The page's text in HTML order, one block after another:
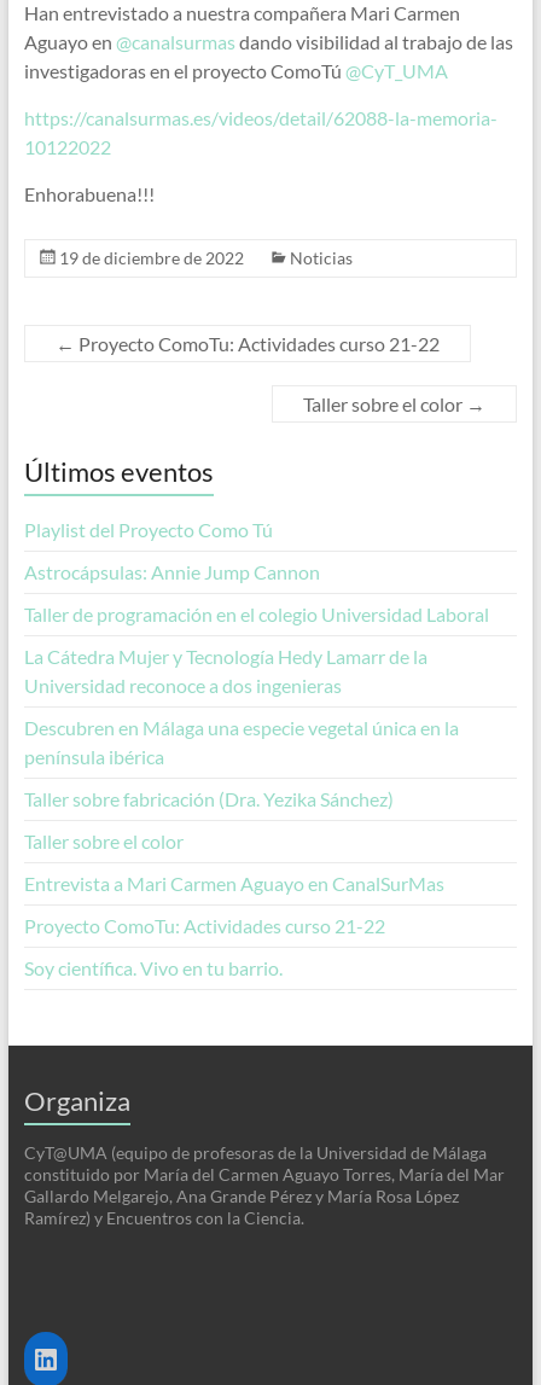
Han entrevistado a nuestra compañera Mari Carmen
Aguayo en @canalsurmas dando visibilidad al trabajo de las
investigadoras en el proyecto ComoTú @CyT_UMA
https://canalsurmas.es/videos/detail/62088-la-memoria-
10122022
Enhorabuena!!!
19 de diciembre de 2022 Noticias
← Proyecto ComoTu: Actividades curso 21-22
Taller sobre el color →
Últimos eventos
Playlist del Proyecto Como Tú
Astrocápsulas: Annie Jump Cannon
Taller de programación en el colegio Universidad Laboral
La Cátedra Mujer y Tecnología Hedy Lamarr de la
Universidad reconoce a dos ingenieras
Descubren en Málaga una especie vegetal única en la
península ibérica
Taller sobre fabricación (Dra. Yezika Sánchez)
Taller sobre el color
Entrevista a Mari Carmen Aguayo en CanalSurMas
Proyecto ComoTu: Actividades curso 21-22
Soy científica. Vivo en tu barrio.
Organiza
CyT@UMA (equipo de profesoras de la Universidad de Málaga
constituido por María del Carmen Aguayo Torres, María del Mar
Gallardo Melgarejo, Ana Grande Pérez y María Rosa López
Ramírez) y Encuentros con la Ciencia.
LinkedIn